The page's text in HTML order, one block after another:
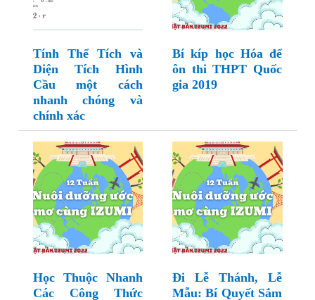
Tính Thể Tích và
Diện Tích Hình
Cầu một cách
nhanh chóng và
chính xác
Bí kíp học Hóa để
ôn thi THPT Quốc
gia 2019
Học Thuộc Nhanh
Các Công Thức
Đi Lễ Thánh, Lễ
Mẫu: Bí Quyết Sắm